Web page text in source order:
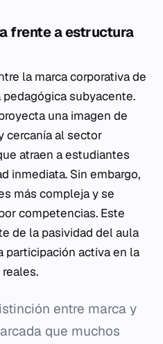
frente a estructura
la marca corporativa de
pedagógica subyacente.
una imagen de
cercanía al sector
atraen a estudiantes
inmediata. Sin embargo,
más compleja y se
competencias. Este
de la pasividad del aula
participación activa en la
entre marca y
que muchos